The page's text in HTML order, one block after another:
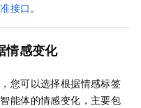
接口。
情感变化
您可以选择根据情感标签
能体的情感变化，主要包